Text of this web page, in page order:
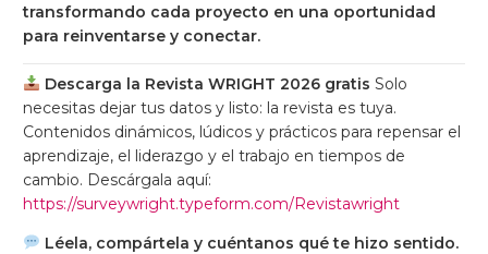
transformando cada proyecto en una oportunidad
para reinventarse y conectar.
Descarga la Revista WRIGHT 2026 gratis Solo
necesitas dejar tus datos y listo: la revista es tuya.
Contenidos dinámicos, lúdicos y prácticos para repensar el
aprendizaje, el liderazgo y el trabajo en tiempos de
cambio. Descárgala aquí:
https://surveywright.typeform.com/Revistawright
Léela, compártela y cuéntanos qué te hizo sentido.